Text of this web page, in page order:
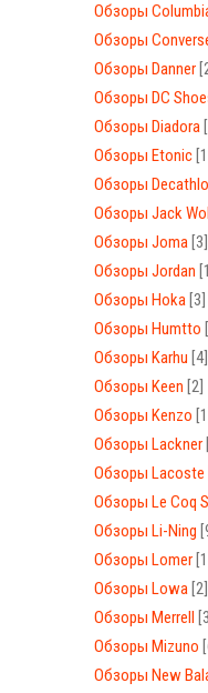
Обзоры
Обзоры
Обзоры Danner
Обзоры DC
Обзоры Diadora
Обзоры Etonic
Обзоры
Обзоры Jack
Обзоры Joma [3]
Обзоры Jordan
Обзоры Hoka [3]
Обзоры Humtto
Обзоры Karhu [4]
Обзоры Keen [2]
Обзоры Kenzo
Обзоры Lackner
Обзоры Lacoste
Обзоры Le Coq
Обзоры Li-Ning
Обзоры Lomer
Обзоры Lowa [2]
Обзоры Merrell
Обзоры Mizuno
Обзоры New